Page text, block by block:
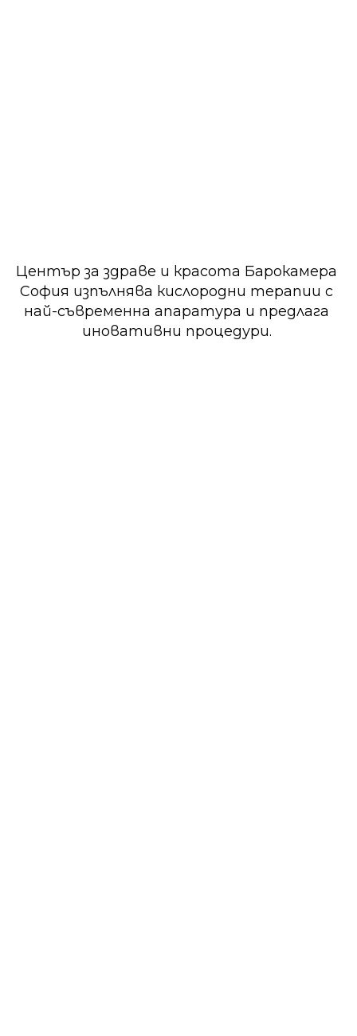
Център за здраве и красота Барокамера
София изпълнява кислородни терапии с
най-съвременна апаратура и предлага
иновативни процедури.